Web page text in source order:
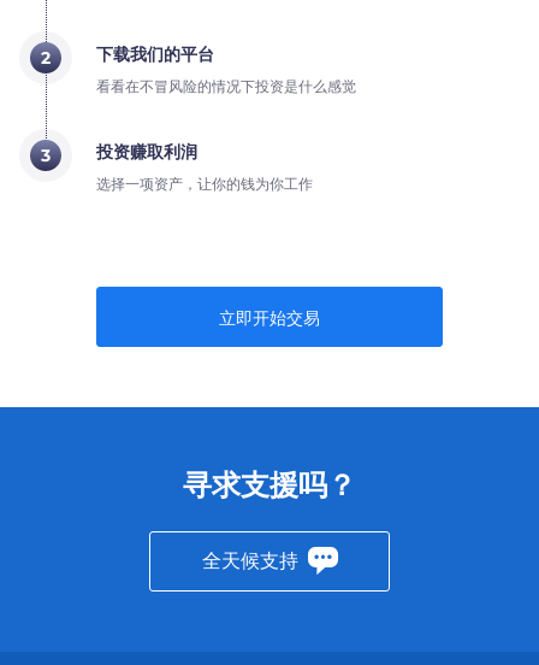
2 下载我们的平台
看看在不冒风险的情况下投资是什么感觉
3 投资赚取利润
选择一项资产，让你的钱为你工作
立即开始交易
寻求支援吗？
全天候支持